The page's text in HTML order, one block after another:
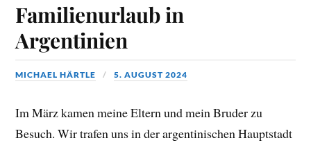
Familienurlaub in
Argentinien
MICHAEL HÄRTLE 5. AUGUST 2024
Im März kamen meine Eltern und mein Bruder zu
Besuch. Wir trafen uns in der argentinischen Hauptstadt